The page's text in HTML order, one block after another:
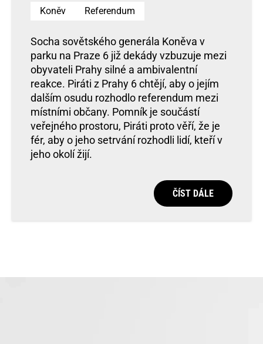
Koněv Referendum
Socha sovětského generála Koněva v
parku na Praze 6 již dekády vzbuzuje mezi
obyvateli Prahy silné a ambivalentní
reakce. Piráti z Prahy 6 chtějí, aby o jejím
dalším osudu rozhodlo referendum mezi
místními občany. Pomník je součástí
veřejného prostoru, Piráti proto věří, že je
fér, aby o jeho setrvání rozhodli lidí, kteří v
jeho okolí žijí.
ČÍST DÁLE